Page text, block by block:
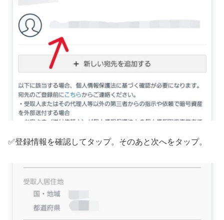
✅登録情報を確認してタップ。そのあと次へをタップ。